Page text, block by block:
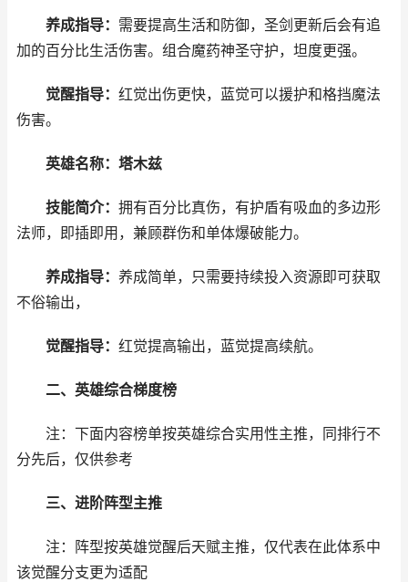
养成指导： 需要提高生活和防御，圣剑更新后会有追
加的百分比生活伤害。组合魔药神圣守护，坦度更强。
觉醒指导： 红觉出伤更快，蓝觉可以援护和格挡魔法
伤害。
英雄名称：塔木兹
技能简介： 拥有百分比真伤，有护盾有吸血的多边形
法师，即插即用，兼顾群伤和单体爆破能力。
养成指导： 养成简单，只需要持续投入资源即可获取
不俗输出，
觉醒指导： 红觉提高输出，蓝觉提高续航。
二、英雄综合梯度榜
注：下面内容榜单按英雄综合实用性主推，同排行不
分先后，仅供参考
三、进阶阵型主推
注：阵型按英雄觉醒后天赋主推，仅代表在此体系中
该觉醒分支更为适配